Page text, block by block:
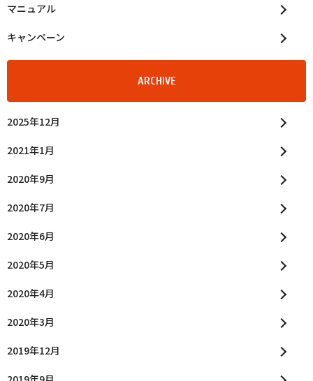
マニュアル
キャンペーン
ARCHIVE
2025年12月
2021年1月
2020年9月
2020年7月
2020年6月
2020年5月
2020年4月
2020年3月
2019年12月